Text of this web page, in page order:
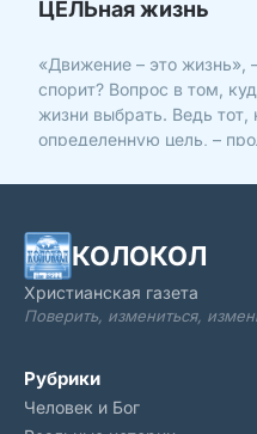
ЦЕЛЬная жизнь
«Движение – это жизнь»,
спорит? Вопрос в том,
жизни выбрать. Ведь тот,
определенную цель, –
раньше «прицелишься»,
КОЛОКОЛ
Христианская газета
Поверить, измениться,
Рубрики
Человек и Бог